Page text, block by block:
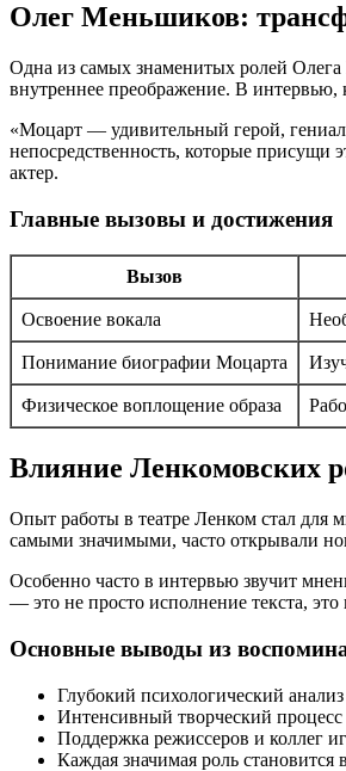
Олег Меньшиков:
Одна из самых знаменитых ролей
внутреннее преображение. В интервью,
«Моцарт — удивительный герой,
непосредственность, которые присущи
актер.
Главные вызовы и достижения
Вызов
Освоение вокала
Понимание биографии Моцарта
Физическое воплощение образа
Влияние Ленкомовских
Опыт работы в театре Ленком стал для
самыми значимыми, часто открывали
Особенно часто в интервью звучит
— это не просто исполнение текста,
Основные выводы из
Глубокий психологический
Интенсивный творческий процесс
Поддержка режиссеров и коллег
Каждая значимая роль